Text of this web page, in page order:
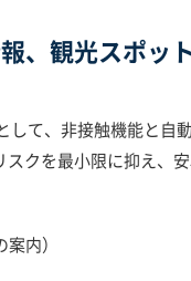
、観光スポッ
て、非接触機能と自
クを最小限に抑え、
内）